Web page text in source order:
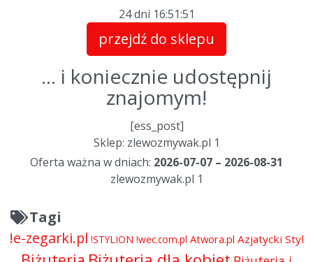
24 dni 16:51:51
przejdź do sklepu
... i koniecznie udostępnij
znajomym!
[ess_post]
Sklep: zlewozmywak.pl 1
Oferta ważna w dniach: 2026-07-07 – 2026-08-31
zlewozmywak.pl 1
Tagi
!e-zegarki.pl !STYLION !wec.com.pl Atwora.pl Azjatycki Styl